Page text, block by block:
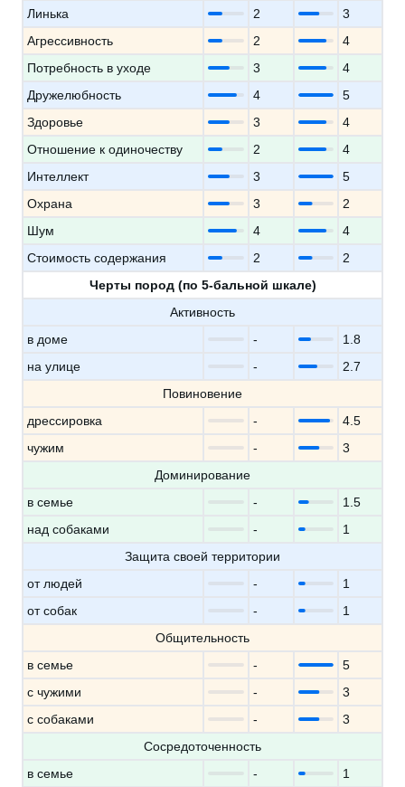
Линька 2
3
Агрессивность
2
4
Потребность в уходе
3
4
Дружелюбность
4
5
Здоровье
3
4
Отношение к одиночеству
2
4
Интеллект
3
5
Охрана
3
2
Шум
4
4
Стоимость содержания
2
2
Черты пород (по 5-бальной шкале)
Активность
в доме
-
1.8
на улице
-
2.7
Повиновение
дрессировка
-
4.5
чужим
-
3
Доминирование
в семье
-
1.5
над собаками
-
1
Защита своей территории
от людей
-
1
от собак
-
1
Общительность
в семье
-
5
с чужими
-
3
с собаками
-
3
Сосредоточенность
в семье
-
1